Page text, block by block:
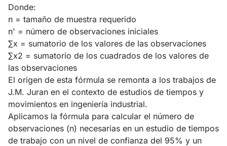
Donde:
n = tamaño de muestra requerido
n' = número de observaciones iniciales
∑x = sumatorio de los valores de las observaciones
∑x2 = sumatorio de los cuadrados de los valores de
las observaciones
El origen de esta fórmula se remonta a los trabajos de
J.M. Juran en el contexto de estudios de tiempos y
movimientos en ingeniería industrial.
Aplicamos la fórmula para calcular el número de
observaciones (n) necesarias en un estudio de tiempos
de trabajo con un nivel de confianza del 95% y un